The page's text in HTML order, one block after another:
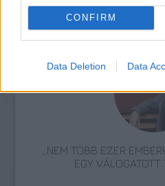
CONFIRM
Data Deletion Data
AZ
„NEM TÖBB EZER
EGY VÁLOGATOTT